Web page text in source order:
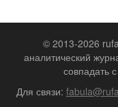
© 2013-2026
аналитический
совпадать
Для связи: